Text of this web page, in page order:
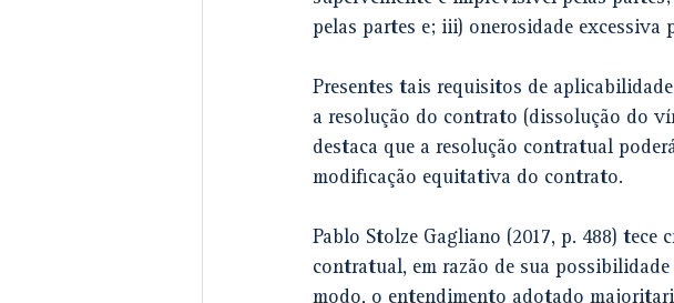
pelas partes e; iii) onerosidade excessiva
Presentes tais requisitos de
a resolução do contrato (dissolução do
destaca que a resolução contratual
modificação equitativa do contrato.
Pablo Stolze Gagliano (2017, p. 488)
contratual, em razão de sua
modo, o entendimento adotado